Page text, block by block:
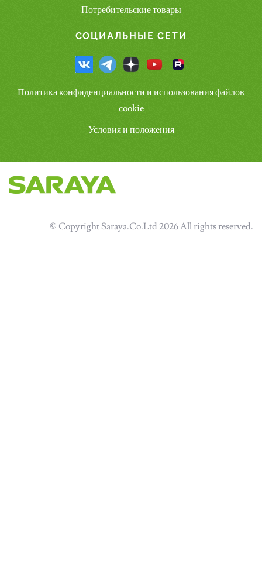
Потребительские товары
СОЦИАЛЬНЫЕ СЕТИ
Политика конфиденциальности и использования файлов
cookie
Условия и положения
© Copyright Saraya.Co.Ltd 2026 All rights reserved.